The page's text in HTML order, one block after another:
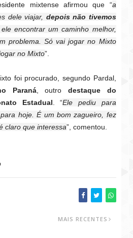
mixtense afirmou que “a
dele viajar, depois não tivemos
ele encontrar um caminho melhor,
problema. Só vai jogar no Mixto
no Mixto”.
foi procurado, segundo Pardal,
Paraná, outro destaque do
Estadual . “Ele pediu para
hoje. É um bom zagueiro, fez
claro que interessa”, comentou.
MAIS RECENTES